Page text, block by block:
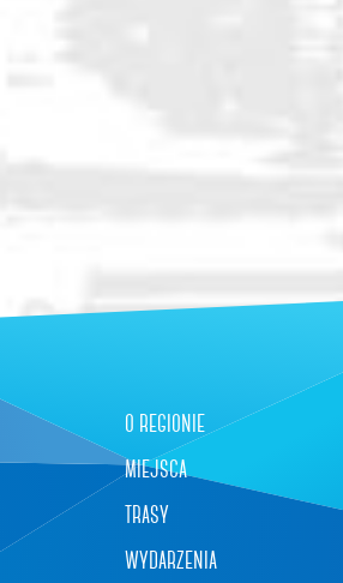
o regionie
miejsca
trasy
wydarzenia